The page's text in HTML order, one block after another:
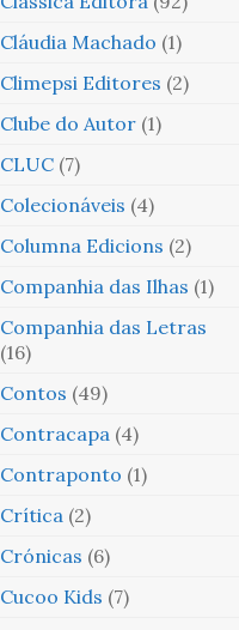
Cláudia Machado (1)
Climepsi Editores (2)
Clube do Autor (1)
CLUC (7)
Colecionáveis (4)
Columna Edicions (2)
Companhia das Ilhas (1)
Companhia das Letras
(16)
Contos (49)
Contracapa (4)
Contraponto (1)
Crítica (2)
Crónicas (6)
Cucoo Kids (7)